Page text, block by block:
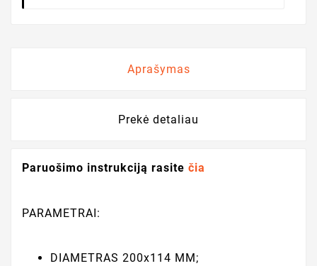
Aprašymas
Prekė detaliau
Paruošimo instrukciją rasite čia
PARAMETRAI:
DIAMETRAS 200x114 MM;